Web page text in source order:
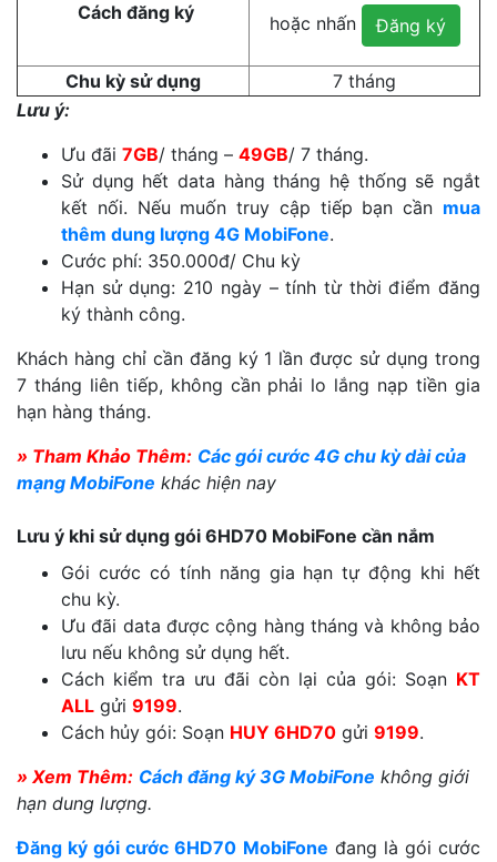
Cách đăng ký
hoặc nhấn Đăng ký
Chu kỳ sử dụng
7 tháng
Lưu ý:
Ưu đãi 7GB/ tháng – 49GB/ 7 tháng.
Sử dụng hết data hàng tháng hệ thống sẽ ngắt
kết nối. Nếu muốn truy cập tiếp bạn cần mua
thêm dung lượng 4G MobiFone.
Cước phí: 350.000đ/ Chu kỳ
Hạn sử dụng: 210 ngày – tính từ thời điểm đăng
ký thành công.
Khách hàng chỉ cần đăng ký 1 lần được sử dụng trong
7 tháng liên tiếp, không cần phải lo lắng nạp tiền gia
hạn hàng tháng.
» Tham Khảo Thêm: Các gói cước 4G chu kỳ dài của
mạng MobiFone khác hiện nay
Lưu ý khi sử dụng gói 6HD70 MobiFone cần nắm
Gói cước có tính năng gia hạn tự động khi hết
chu kỳ.
Ưu đãi data được cộng hàng tháng và không bảo
lưu nếu không sử dụng hết.
Cách kiểm tra ưu đãi còn lại của gói: Soạn KT
ALL gửi 9199.
Cách hủy gói: Soạn HUY 6HD70 gửi 9199.
» Xem Thêm: Cách đăng ký 3G MobiFone không giới
hạn dung lượng.
Đăng ký gói cước 6HD70 MobiFone đang là gói cước